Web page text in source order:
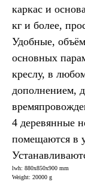
каркас и
кг и более,
Удобные,
основных
креслу, в
дополнением,
4 деревянные
помещаются в
lwh: 880x850x900 mm
Weight: 20000 g